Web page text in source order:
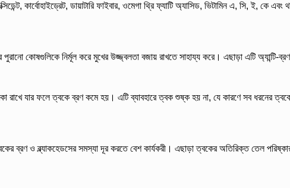
কার্বোহাইড্রেট, ডায়াটারি ফাইবার, ওমেগা থ্রি ফ্যাটি অ্যাসিড, ভিটামিন এ, সি, ই, কে
কোষগুলিকে নির্মূল করে মুখের উজ্জ্বলতা বজায় রাখতে সাহায্য করে। এছাড়া এটি অ্যান্টি-
রাখে যার ফলে ত্বকে ব্রণ কমে হয়। এটি ব্যাবহারে ত্বক শুষ্ক হয় না, যে কারণে সব ধরনের
ত্বকের ব্রণ ও ব্ল্যাকহেডসের সমস্যা দূর করতে বেশ কার্যকরী। এছাড়া ত্বকের অতিরিক্ত তেল